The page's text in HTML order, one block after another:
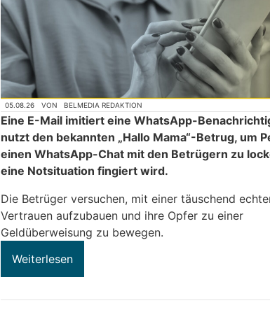
05.08.26 VON BELMEDIA REDAKTION
Eine E-Mail imitiert eine WhatsApp-
nutzt den bekannten „Hallo Mama“-Betrug, um
einen WhatsApp-Chat mit den Betrügern zu
eine Notsituation fingiert wird.
Die Betrüger versuchen, mit einer täuschend
Vertrauen aufzubauen und ihre Opfer zu einer
Geldüberweisung zu bewegen.
Weiterlesen